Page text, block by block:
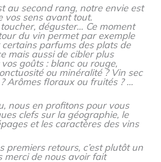
au second rang, notre envie est
vos sens avant tout.
déguster… Ce moment
du vin permet par exemple
parfums des plats de
mais aussi de cibler plus
goûts : blanc ou rouge,
ou minéralité ? Vin sec
Arômes floraux ou fruités ? …
nous en profitons pour vous
clefs sur la géographie, le
et les caractères des vins
premiers retours, c’est plutôt un
merci de nous avoir fait